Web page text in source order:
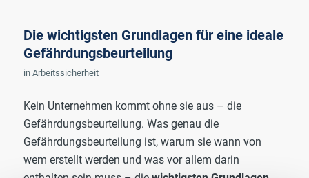
Die wichtigsten Grundlagen für eine ideale
Gefährdungsbeurteilung
in Arbeitssicherheit
Kein Unternehmen kommt ohne sie aus – die
Gefährdungsbeurteilung. Was genau die
Gefährdungsbeurteilung ist, warum sie wann von
wem erstellt werden und was vor allem darin